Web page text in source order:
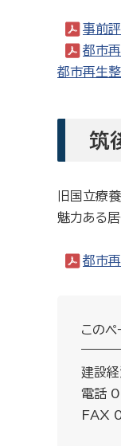
事前評
都市
都市再生整
筑
旧国立療
魅力ある居
都市
このペ
建設
電話
FAX